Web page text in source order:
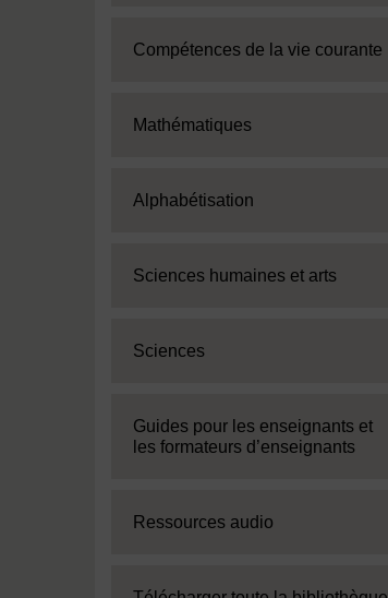
Expand
Compétences de la vie courante
Expand
Mathématiques
Expand
Alphabétisation
Expand
Sciences humaines et arts
Expand
Sciences
Expand
Guides pour les enseignants et
les formateurs d’enseignants
Expand
Ressources audio